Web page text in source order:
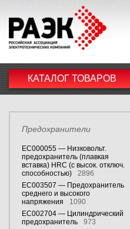
КАТАЛОГ ТОВАРОВ
Предохранители
EC000055 — Низковольт.
предохранитель (плавкая
вставка) HRC (с высок. отключ.
способностью)
2896
EC003507 — Предохранитель
среднего и высокого
напряжения
1090
EC002704 — Цилиндрический
предохранитель
973